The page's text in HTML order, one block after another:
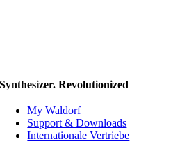
Synthesizer. Revolutionized
My Waldorf
Support & Downloads
Internationale Vertriebe